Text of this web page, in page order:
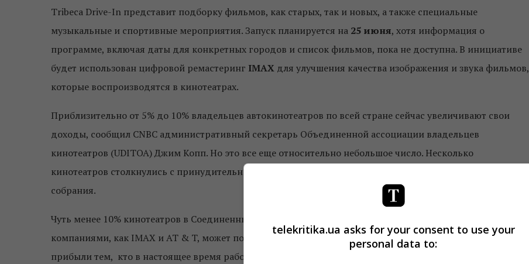
Tribeca Drive-In представит подборку фильмов, как старых, так и новых, а также специальные
музыкальные и спортивные мероприятия. Запуск планируется на 25 июня, хотя информация о
программе, включая даты для конкретных городов и список фильмов, пока не доступна. В инициативе
будет использован цифровой ремастеринг IMAX для улучшения качества изображения и звука фильмов,
которые воспроизводятся в кинотеатрах.
Приблизительно от 5% до 10% владельцев автокинотеатров по всей стране сейчас увеличивают свои
доходы, сообщил CNBC административный секретарь Объединенной ассоциации владельцев
кинотеатров (UDITOA) Джим Копп. Но это все еще относительно небольшое число. Несколько
кинотеатров столкнулись с принудительным закрытием в штатах, которые запретили массовые
собрания.
Чуть менее 10% кинотеатров в Соединенных Штатах остаются открытыми. Сотрудничество с такими
компаниями, как IMAX и AT & T, может помочь открыть больше кинотеатров и получить больше
прибыли тем, кто в настоящее время работает.
telekritika.ua asks for your consent to use your
personal data to: